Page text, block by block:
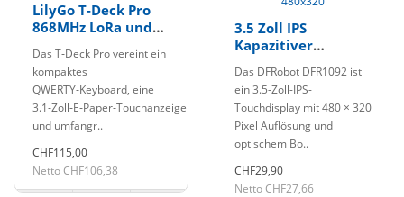
LilyGo T-Deck Pro
868MHz LoRa und
Entwicklungsboard
Das T‑Deck Pro vereint ein
kompaktes
QWERTY‑Keyboard, eine
3.1‑Zoll‑E‑Paper‑Touchanzeige
und umfangr..
CHF115,00
Netto CHF106,38
3.5 Zoll IPS
Kapazitiver
GDI Port 480x320
Das DFRobot DFR1092 ist
ein 3.5-Zoll-IPS-
Touchdisplay mit 480 × 320
Pixel Auflösung und
optischem Bo..
CHF29,90
Netto CHF27,66